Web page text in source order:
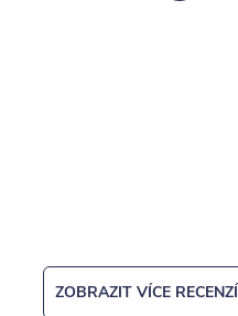
ZOBRAZIT VÍCE RECENZÍ